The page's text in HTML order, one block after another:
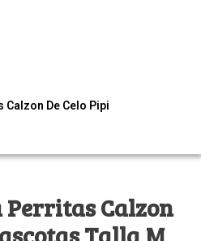
De Celo Pipi
Perritas Calzon